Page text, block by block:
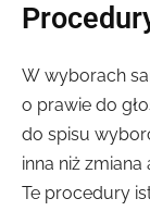
W wyborach
o prawie do
do spisu
inna niż
Te procedury